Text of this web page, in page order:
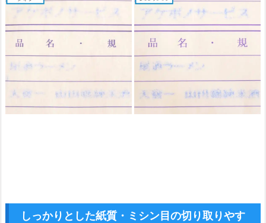
しっかりとした紙質・ミシン目の切り取りやす